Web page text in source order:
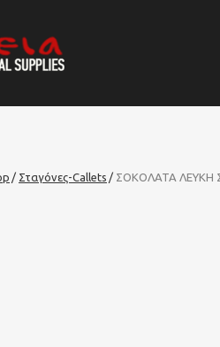
Σταγόνες-Callets ΣΟΚΟΛΑΤΑ ΛΕΥΚΗ